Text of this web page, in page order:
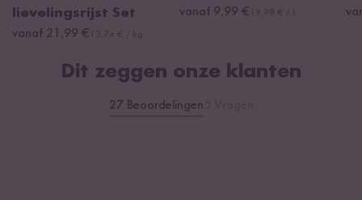
Opmerking: Uit de buurt van warmte en licht bewaren. Na het
lievelingsrijst Set
vanaf 21,99 €
vanaf 9,99 €
Dit zeggen onze klanten
27 Beoordelingen